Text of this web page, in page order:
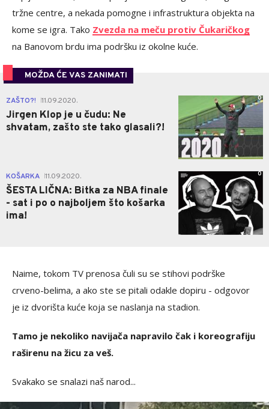
tržne centre, a nekada pomogne i infrastruktura objekta na
kome se igra. Tako Zvezda na meču protiv Čukaričkog
na Banovom brdu ima podršku iz okolne kuće.
MOŽDA ĆE VAS ZANIMATI
ZAŠTO?! 11.09.2020.
Jirgen Klop je u čudu: Ne
shvatam, zašto ste tako glasali?!
0
KOŠARKA 11.09.2020.
ŠESTA LIČNA: Bitka za NBA finale
- sat i po o najboljem što košarka
ima!
0
Naime, tokom TV prenosa čuli su se stihovi podrške
crveno-belima, a ako ste se pitali odakle dopiru - odgovor
je iz dvorišta kuće koja se naslanja na stadion.
Tamo je nekoliko navijača napravilo čak i koreografiju
raširenu na žicu za veš.
Svakako se snalazi naš narod...